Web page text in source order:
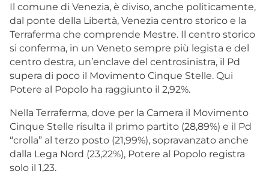
Il comune di Venezia, è diviso, anche politicamente,
dal ponte della Libertà, Venezia centro storico e la
Terraferma che comprende Mestre. Il centro storico
si conferma, in un Veneto sempre più legista e del
centro destra, un’enclave del centrosinistra, il Pd
supera di poco il Movimento Cinque Stelle. Qui
Potere al Popolo ha raggiunto il 2,92%.
Nella Terraferma, dove per la Camera il Movimento
Cinque Stelle risulta il primo partito (28,89%) e il Pd
“crolla” al terzo posto (21,99%), sopravanzato anche
dalla Lega Nord (23,22%), Potere al Popolo registra
solo il 1,23.